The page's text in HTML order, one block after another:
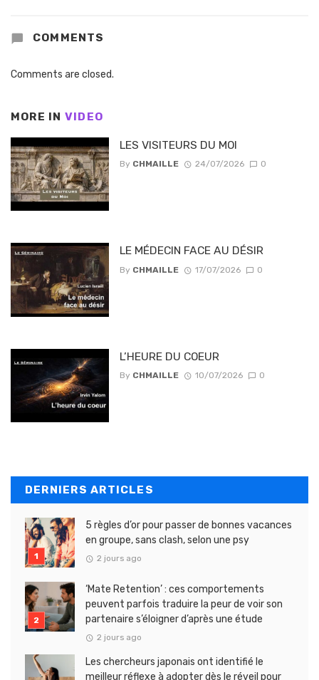
COMMENTS
Comments are closed.
MORE IN VIDEO
LES VISITEURS DU MOI
By CHMAILLE 24/07/2026 0
LE MÉDECIN FACE AU DÉSIR
By CHMAILLE 17/07/2026 0
L’HEURE DU COEUR
By CHMAILLE 10/07/2026 0
DERNIERS ARTICLES
5 règles d’or pour passer de bonnes vacances
en groupe, sans clash, selon une psy
2 jours ago
‘Mate Retention’ : ces comportements
peuvent parfois traduire la peur de voir son
partenaire s’éloigner d’après une étude
2 jours ago
Les chercheurs japonais ont identifié le
meilleur réflexe à adopter dès le réveil pour